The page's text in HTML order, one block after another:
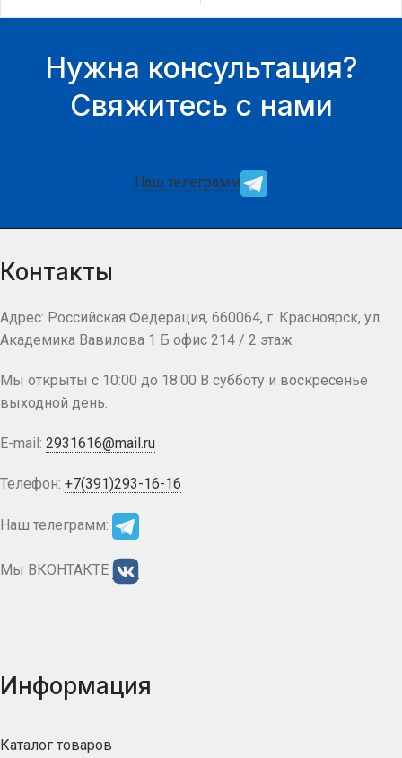
Нужна консультация?
Свяжитесь с нами
Наш телеграмм
Контакты
Адрес: Российская Федерация, 660064, г. Красноярск, ул.
Академика Вавилова 1 Б офис 214 / 2 этаж
Мы открыты с 10:00 до 18:00 В субботу и воскресенье
выходной день.
E-mail: 2931616@mail.ru
Телефон: +7(391)293-16-16
Наш телеграмм:
Мы ВКОНТАКТЕ
Информация
Каталог товаров